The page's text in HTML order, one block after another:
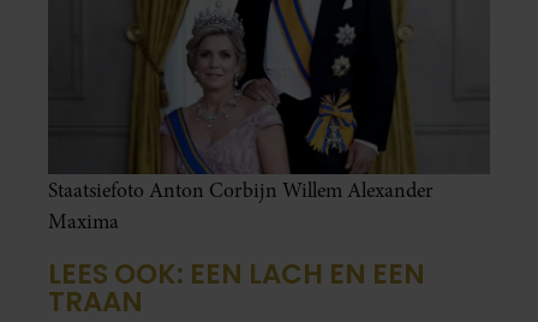
Staatsiefoto Anton Corbijn Willem Alexander
Maxima
LEES OOK: EEN LACH EN EEN
TRAAN